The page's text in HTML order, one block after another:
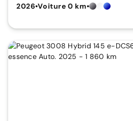
2026•Voiture 0 km•